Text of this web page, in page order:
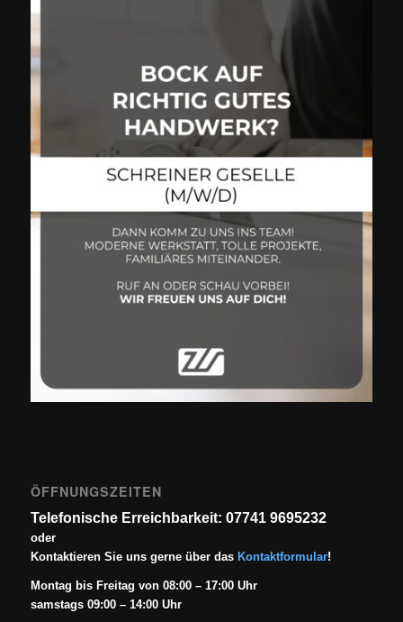
ÖFFNUNGSZEITEN
Telefonische Erreichbarkeit: 07741 9695232
oder
Kontaktieren Sie uns gerne über das Kontaktformular!
Montag bis Freitag von 08:00 – 17:00 Uhr
samstags 09:00 – 14:00 Uhr